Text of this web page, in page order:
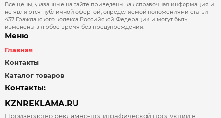
Все цены, указанные на сайте приведены как справочная информация и
не являются публичной офертой, определяемой положениями статьи
437 Гражданского кодекса Российской Федерации и могут быть
изменены в любое время без предупреждения.
Меню
Главная
Контакты
Каталог товаров
Контакты:
KZNREKLAMA.RU
Производство рекламно-полиграфической продукции в